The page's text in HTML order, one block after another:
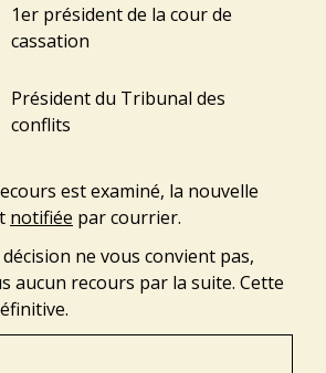
1er président de la cour de
cassation
Président du Tribunal des
conflits
est examiné, la nouvelle
notifiée par courrier.
ne vous convient pas,
aucun recours par la suite. Cette